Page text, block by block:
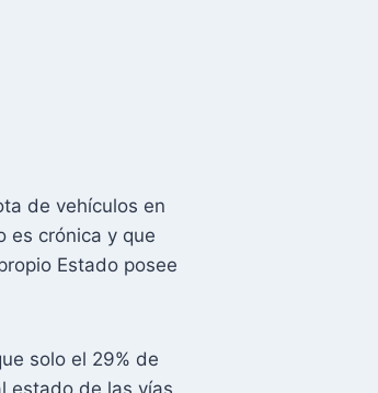
de vehículos en
es crónica y que
Estado posee
solo el 29% de
estado de las vías